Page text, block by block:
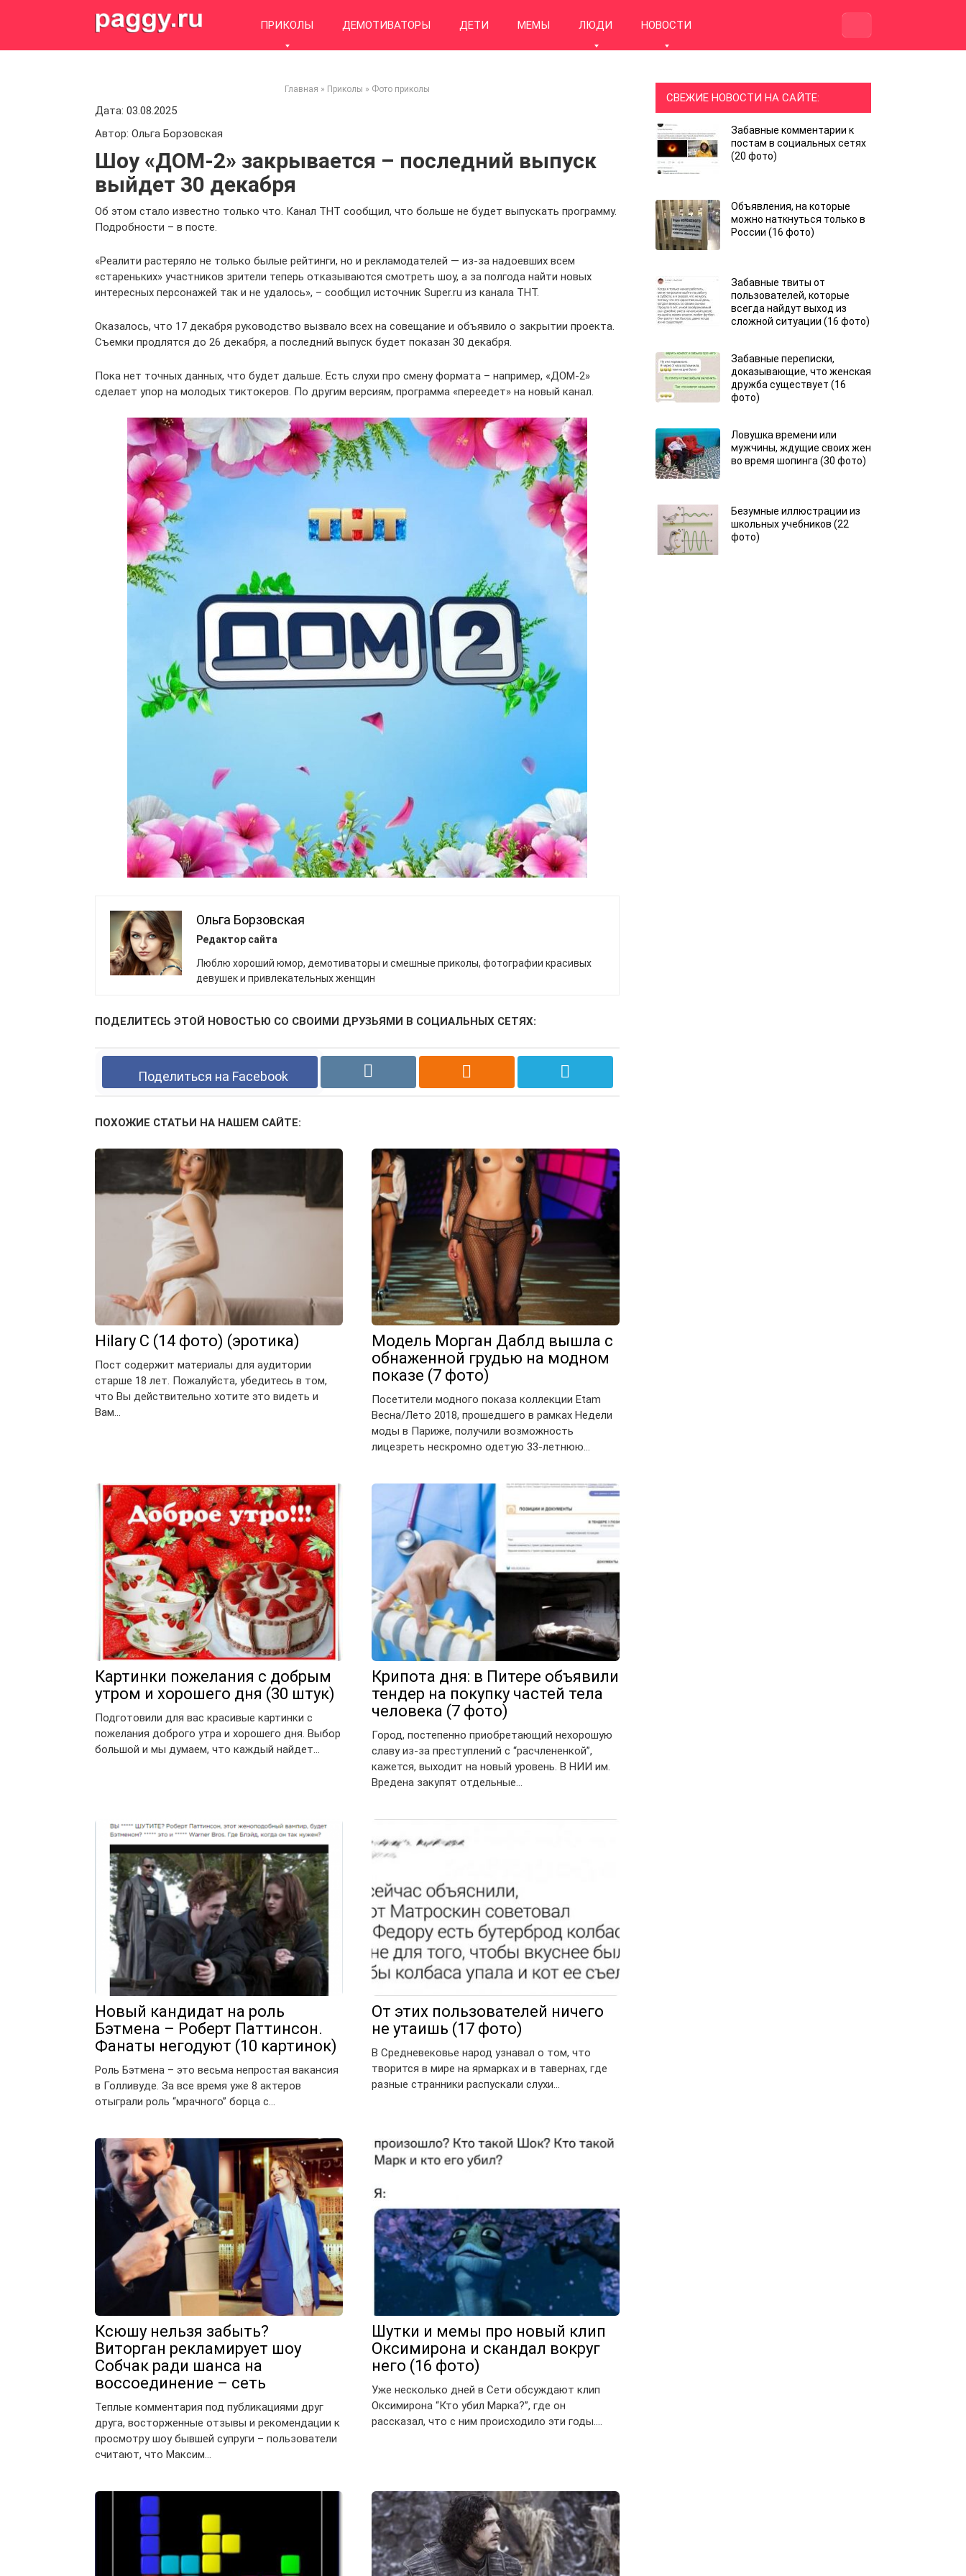
ПРИКОЛЫ ДЕМОТИВАТОРЫ ДЕТИ МЕМЫ ЛЮДИ НОВОСТИ
Главная » Приколы » Фото приколы
Дата: 03.08.2025
Автор: Ольга Борзовская
Шоу «ДОМ-2» закрывается – последний выпуск
выйдет 30 декабря
Об этом стало известно только что. Канал ТНТ сообщил, что больше не будет выпускать программу.
Подробности – в посте.
«Реалити растеряло не только былые рейтинги, но и рекламодателей — из-за надоевших всем
«стареньких» участников зрители теперь отказываются смотреть шоу, а за полгода найти новых
интересных персонажей так и не удалось», – сообщил источник Super.ru из канала ТНТ.
Оказалось, что 17 декабря руководство вызвало всех на совещание и объявило о закрытии проекта.
Съемки продлятся до 26 декабря, а последний выпуск будет показан 30 декабря.
Пока нет точных данных, что будет дальше. Есть слухи про смену формата – например, «ДОМ-2»
сделает упор на молодых тиктокеров. По другим версиям, программа «переедет» на новый канал.
Ольга Борзовская
Редактор сайта
Люблю хороший юмор, демотиваторы и смешные приколы, фотографии красивых
девушек и привлекательных женщин
ПОДЕЛИТЕСЬ ЭТОЙ НОВОСТЬЮ СО СВОИМИ ДРУЗЬЯМИ В СОЦИАЛЬНЫХ СЕТЯХ:
Поделиться на Facebook
ПОХОЖИЕ СТАТЬИ НА НАШЕМ САЙТЕ:
Hilary C (14 фото) (эротика)
Пост содержит материалы для аудитории
старше 18 лет. Пожалуйста, убедитесь в том,
что Вы действительно хотите это видеть и
Вам…
Модель Морган Даблд вышла с
обнаженной грудью на модном
показе (7 фото)
Посетители модного показа коллекции Etam
Весна/Лето 2018, прошедшего в рамках Недели
моды в Париже, получили возможность
лицезреть нескромно одетую 33-летнюю…
Картинки пожелания с добрым
утром и хорошего дня (30 штук)
Подготовили для вас красивые картинки с
пожелания доброго утра и хорошего дня. Выбор
большой и мы думаем, что каждый найдет…
Крипота дня: в Питере объявили
тендер на покупку частей тела
человека (7 фото)
Город, постепенно приобретающий нехорошую
славу из-за преступлений с “расчлененкой”,
кажется, выходит на новый уровень. В НИИ им.
Вредена закупят отдельные…
Новый кандидат на роль
Бэтмена – Роберт Паттинсон.
Фанаты негодуют (10 картинок)
Роль Бэтмена – это весьма непростая вакансия
в Голливуде. За все время уже 8 актеров
отыграли роль “мрачного” борца с…
От этих пользователей ничего
не утаишь (17 фото)
В Средневековье народ узнавал о том, что
творится в мире на ярмарках и в тавернах, где
разные странники распускали слухи…
Ксюшу нельзя забыть?
Виторган рекламирует шоу
Собчак ради шанса на
воссоединение – сеть
Теплые комментария под публикациями друг
друга, восторженные отзывы и рекомендации к
просмотру шоу бывшей супруги – пользователи
считают, что Максим…
Шутки и мемы про новый клип
Оксимирона и скандал вокруг
него (16 фото)
Уже несколько дней в Сети обсуждают клип
Оксимирона “Кто убил Марка?”, где он
рассказал, что с ним происходило эти годы….
СВЕЖИЕ НОВОСТИ НА САЙТЕ:
Забавные комментарии к
постам в социальных сетях
(20 фото)
Объявления, на которые
можно наткнуться только в
России (16 фото)
Забавные твиты от
пользователей, которые
всегда найдут выход из
сложной ситуации (16 фото)
Забавные переписки,
доказывающие, что женская
дружба существует (16
фото)
Ловушка времени или
мужчины, ждущие своих жен
во время шопинга (30 фото)
Безумные иллюстрации из
школьных учебников (22
фото)